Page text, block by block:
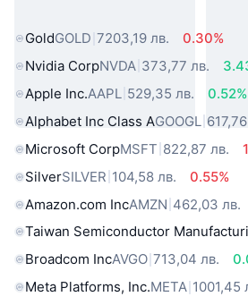
GoldGOLD 7203,19 лв.
0.30%
Nvidia CorpNVDA 373,77 лв.
Apple Inc.AAPL 529,35 лв.
0.52%
Alphabet Inc Class AGOOGL
Microsoft CorpMSFT 822,87 лв.
SilverSILVER 104,58 лв.
0.55%
Amazon.com IncAMZN 462,03 лв.
Taiwan Semiconductor
Broadcom IncAVGO 713,04 лв.
Meta Platforms, Inc.META 1001,45